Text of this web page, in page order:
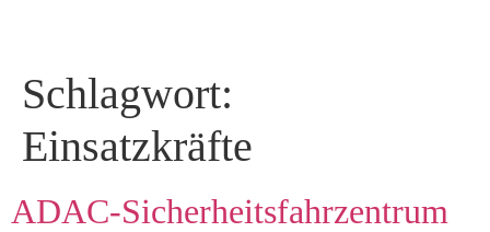
Schlagwort:
Einsatzkräfte
ADAC-Sicherheitsfahrzentrum